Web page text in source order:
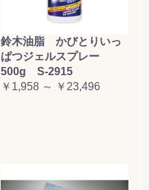
鈴木油脂 かびとりいっ
ぱつジェルスプレー
500g S-2915
￥1,958 ～ ￥23,496